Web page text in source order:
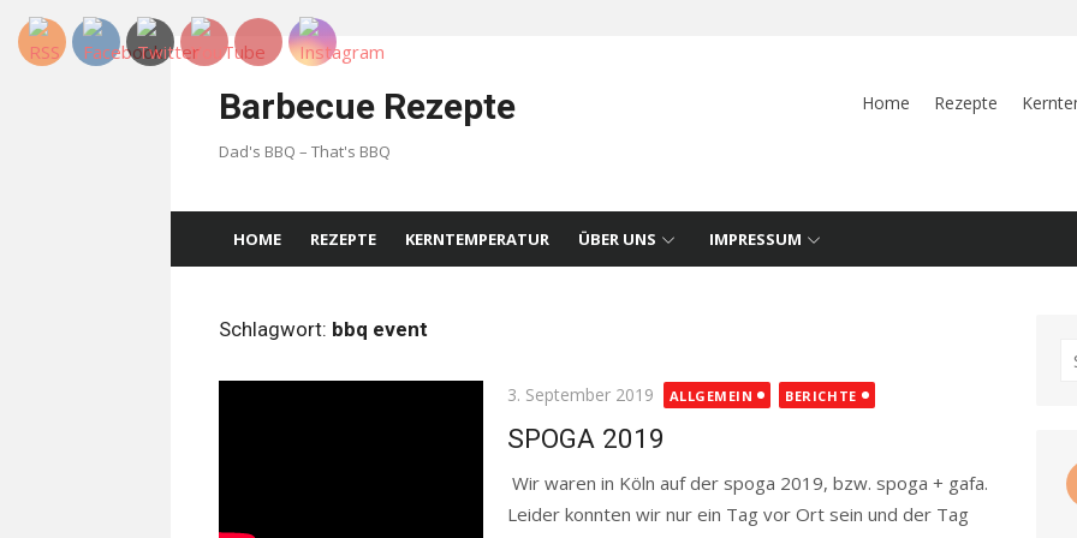
Skip
Barbecue Rezepte
Dad's BBQ – That's BBQ
Home Rezepte
HOME REZEPTE KERNTEMPERATUR ÜBER UNS IMPRESSUM
Schlagwort: bbq event
Posted
3. September 2019 ALLGEMEIN BERICHTE
SPOGA 2019
Wir waren in Köln auf der spoga 2019, bzw. spoga + gafa.
Leider konnten wir nur ein Tag vor Ort sein und der Tag